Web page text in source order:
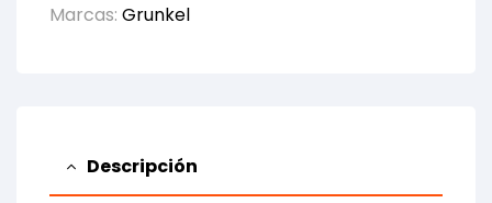
Marcas: Grunkel
Descripción